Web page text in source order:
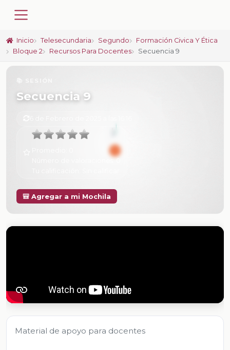
Inicio Telesecundaria Segundo
Formación Civica Y Ética
Bloque 2
Recursos Para Docentes Secuencia 9
Secuencia 9
Número de valoraciones:0
🎒 Agregar a mi Mochila
Material de apoyo para docentes